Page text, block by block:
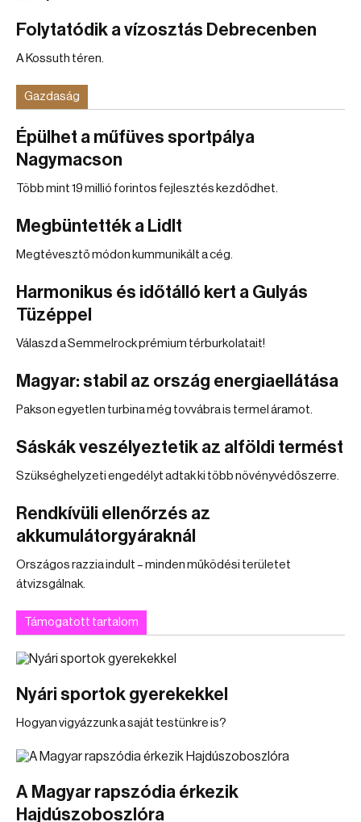
Folytatódik a vízosztás Debrecenben
A Kossuth téren.
Gazdaság
Épülhet a műfüves sportpálya
Nagymacson
Több mint 19 millió forintos fejlesztés kezdődhet.
Megbüntették a Lidlt
Megtévesztő módon kummunikált a cég.
Harmonikus és időtálló kert a Gulyás
Tüzéppel
Válaszd a Semmelrock prémium térburkolatait!
Magyar: stabil az ország energiaellátása
Pakson egyetlen turbina még tovvábra is termel áramot.
Sáskák veszélyeztetik az alföldi termést
Szükséghelyzeti engedélyt adtak ki több növényvédőszerre.
Rendkívüli ellenőrzés az
akkumulátorgyáraknál
Országos razzia indult – minden működési területet
átvizsgálnak.
Támogatott tartalom
Nyári sportok gyerekekkel
Hogyan vigyázzunk a saját testünkre is?
A Magyar rapszódia érkezik
Hajdúszoboszlóra